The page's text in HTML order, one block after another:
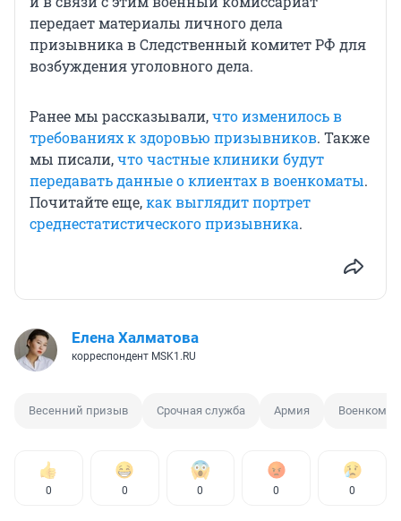
передает материалы личного дела
призывника в Следственный комитет РФ для
возбуждения уголовного дела.
Ранее мы рассказывали,что изменилось в
требованиях к здоровью призывников. Также
мы писали,что частные клиники будут
передавать данные о клиентах в военкоматы.
Почитайте еще,как выглядит портрет
среднестатистического призывника.
Елена Халматова
корреспондент MSK1.RU
Весенний призыв Срочная служба Армия Военкомат
0 0 0 0 0